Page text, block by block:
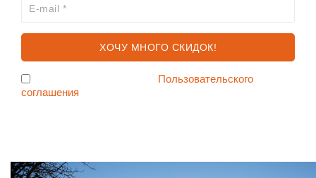
Пользовательского
соглашения